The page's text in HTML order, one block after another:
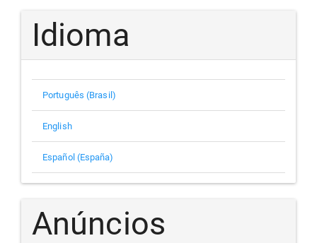
Idioma
Português (Brasil)
English
Español (España)
Anúncios